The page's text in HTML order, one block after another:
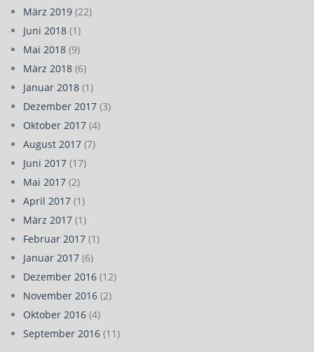
März 2019 (22)
Juni 2018 (1)
Mai 2018 (9)
März 2018 (6)
Januar 2018 (1)
Dezember 2017 (3)
Oktober 2017 (4)
August 2017 (7)
Juni 2017 (17)
Mai 2017 (2)
April 2017 (1)
März 2017 (1)
Februar 2017 (1)
Januar 2017 (6)
Dezember 2016 (12)
November 2016 (2)
Oktober 2016 (4)
September 2016 (11)